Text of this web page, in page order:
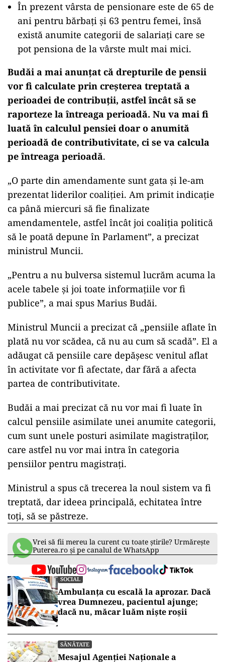
În prezent vârsta de pensionare este de 65 de
ani pentru bărbați și 63 pentru femei, însă
există anumite categorii de salariați care se
pot pensiona de la vârste mult mai mici.
Budăi a mai anunțat că drepturile de pensii
vor fi calculate prin creșterea treptată a
perioadei de contribuții, astfel încât să se
raporteze la întreaga perioadă. Nu va mai fi
luată în calculul pensiei doar o anumită
perioadă de contributivitate, ci se va calcula
pe întreaga perioadă.
„O parte din amendamente sunt gata și le-am
prezentat liderilor coaliției. Am primit indicație
ca până miercuri să fie finalizate
amendamentele, astfel încât joi coaliția politică
să le poată depune în Parlament”, a precizat
ministrul Muncii.
„Pentru a nu bulversa sistemul lucrăm acuma la
acele tabele și joi toate informațiile vor fi
publice”, a mai spus Marius Budăi.
Ministrul Muncii a precizat că „pensiile aflate în
plată nu vor scădea, că nu au cum să scadă”. El a
adăugat că pensiile care depășesc venitul aflat
în activitate vor fi afectate, dar fără a afecta
partea de contributivitate.
Budăi a mai precizat că nu vor mai fi luate în
calcul pensiile asimilate unei anumite categorii,
cum sunt unele posturi asimilate magistraților,
care astfel nu vor mai intra în categoria
pensiilor pentru magistrați.
Ministrul a spus că trecerea la noul sistem va fi
treptată, dar ideea principală, echitatea între
toți, să se păstreze.
Vrei să fii mereu la curent cu toate știrile? Urmărește
Puterea.ro și pe canalul de WhatsApp
SOCIAL
Ambulanța cu escală la aprozar. Dacă
vrea Dumnezeu, pacientul ajunge;
dacă nu, măcar luăm niște roșii
SĂNĂTATE
Mesajul Agenției Naționale a